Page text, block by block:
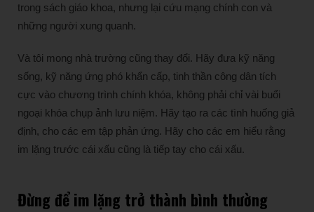
trong sách giáo khoa, nhưng lại cứu mạng chính con và
những người xung quanh.
Và tôi mong nhà trường cũng thay đổi. Hãy đưa kỹ năng
sống, kỹ năng ứng phó khẩn cấp, tinh thần công dân tích
cực vào chương trình chính khóa, không phải chỉ vài buổi
ngoại khóa chụp ảnh lưu niệm. Hãy tạo ra các tình huống giả
định, cho các em tập phản ứng. Hãy cho các em hiểu rằng
im lặng trước cái xấu cũng là tiếp tay cho cái xấu.
Đừng để im lặng trở thành bình thường